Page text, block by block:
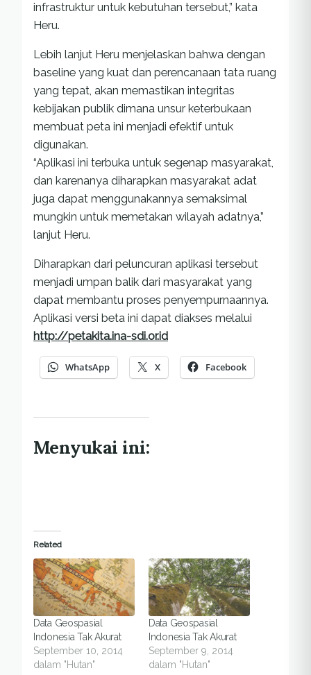
infrastruktur untuk kebutuhan tersebut,” kata
Heru.
Lebih lanjut Heru menjelaskan bahwa dengan
baseline yang kuat dan perencanaan tata ruang
yang tepat, akan memastikan integritas
kebijakan publik dimana unsur keterbukaan
membuat peta ini menjadi efektif untuk
digunakan.
“Aplikasi ini terbuka untuk segenap masyarakat,
dan karenanya diharapkan masyarakat adat
juga dapat menggunakannya semaksimal
mungkin untuk memetakan wilayah adatnya,”
lanjut Heru.
Diharapkan dari peluncuran aplikasi tersebut
menjadi umpan balik dari masyarakat yang
dapat membantu proses penyempurnaannya.
Aplikasi versi beta ini dapat diakses melalui
http://petakita.ina-sdi.or.id
WhatsApp X Facebook
Menyukai ini:
Related
Data Geospasial
Indonesia Tak Akurat
September 10, 2014
dalam "Hutan"
Data Geospasial
Indonesia Tak Akurat
September 9, 2014
dalam "Hutan"